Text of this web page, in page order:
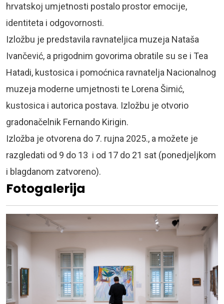
hrvatskoj umjetnosti postalo prostor emocije,
identiteta i odgovornosti.
Izložbu je predstavila ravnateljica muzeja Nataša
Ivančević, a prigodnim govorima obratile su se i Tea
Hatadi, kustosica i pomoćnica ravnatelja Nacionalnog
muzeja moderne umjetnosti te Lorena Šimić,
kustosica i autorica postava. Izložbu je otvorio
gradonačelnik Fernando Kirigin.
Izložba je otvorena do 7. rujna 2025., a možete je
razgledati od 9 do 13 i od 17 do 21 sat (ponedjeljkom
i blagdanom zatvoreno).
Fotogalerija